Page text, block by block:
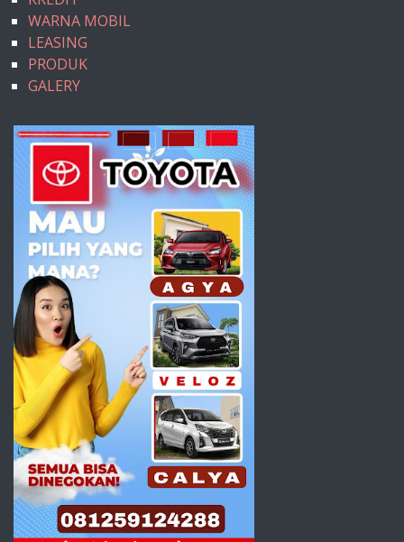
WARNA MOBIL
LEASING
PRODUK
GALERY